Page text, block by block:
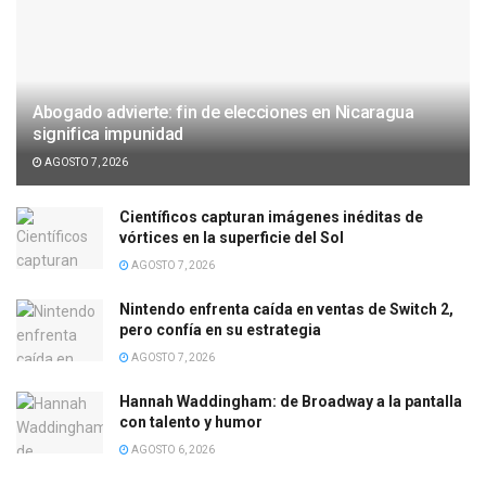
Abogado advierte: fin de elecciones en Nicaragua
significa impunidad
AGOSTO 7, 2026
Científicos capturan imágenes inéditas de
vórtices en la superficie del Sol
AGOSTO 7, 2026
Nintendo enfrenta caída en ventas de Switch 2,
pero confía en su estrategia
AGOSTO 7, 2026
Hannah Waddingham: de Broadway a la pantalla
con talento y humor
AGOSTO 6, 2026